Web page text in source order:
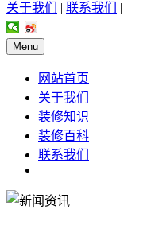
关于我们 | 联系我们 |
Menu
网站首页
关于我们
装修知识
装修百科
联系我们